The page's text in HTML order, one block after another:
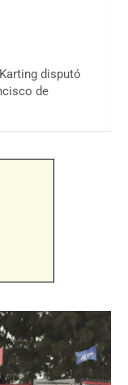
disputó
de